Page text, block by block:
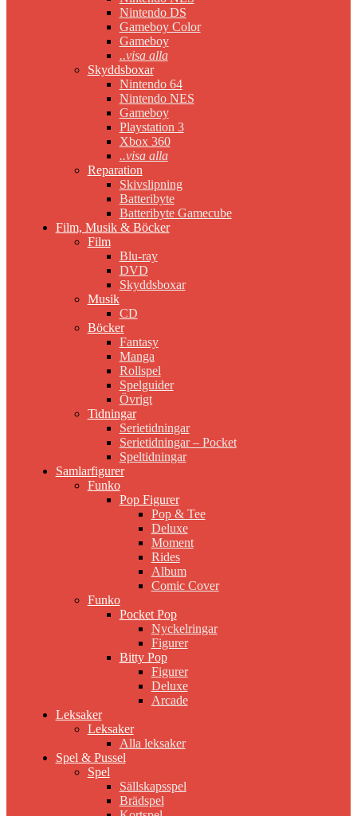
Nintendo DS
Gameboy Color
Gameboy
..visa alla
Skyddsboxar
Nintendo 64
Nintendo NES
Gameboy
Playstation 3
Xbox 360
..visa alla
Reparation
Skivslipning
Batteribyte
Batteribyte Gamecube
Film, Musik & Böcker
Film
Blu-ray
DVD
Skyddsboxar
Musik
CD
Böcker
Fantasy
Manga
Rollspel
Spelguider
Övrigt
Tidningar
Serietidningar
Serietidningar – Pocket
Speltidningar
Samlarfigurer
Funko
Pop Figurer
Pop & Tee
Deluxe
Moment
Rides
Album
Comic Cover
Funko
Pocket Pop
Nyckelringar
Figurer
Bitty Pop
Figurer
Deluxe
Arcade
Leksaker
Leksaker
Alla leksaker
Spel & Pussel
Spel
Sällskapsspel
Brädspel